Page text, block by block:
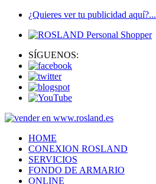
¿Quieres ver tu publicidad aquí?...
SÍGUENOS:
HOME
CONEXION ROSLAND
SERVICIOS
FONDO DE ARMARIO
ONLINE